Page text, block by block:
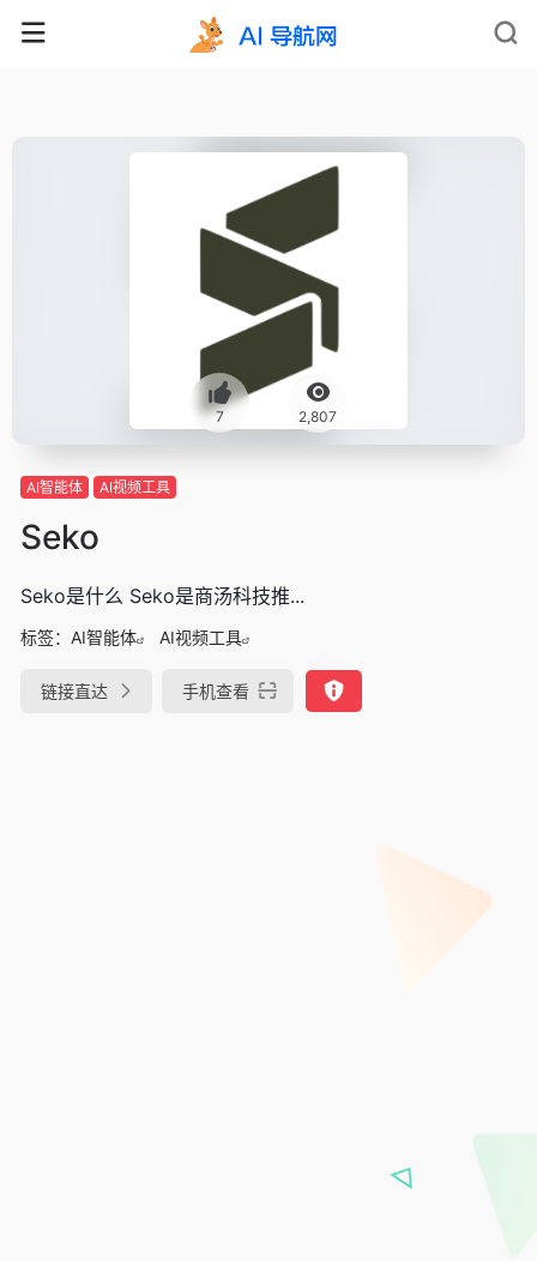
7 2,807
AI智能体 AI视频工具
Seko
Seko是什么 Seko是商汤科技推...
标签： AI智能体 AI视频工具
链接直达 手机查看